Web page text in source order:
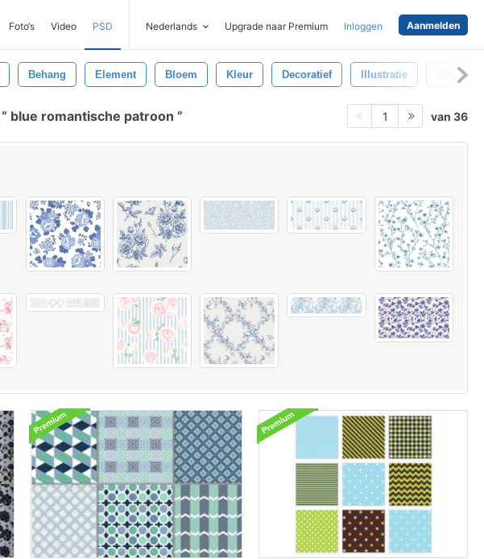
Foto‘s Video PSD Nederlands Upgrade naar Premium Inloggen Aanmelden
Behang Element Bloem Kleur Decoratief Illustratie
blue romantische patroon 1 van 36